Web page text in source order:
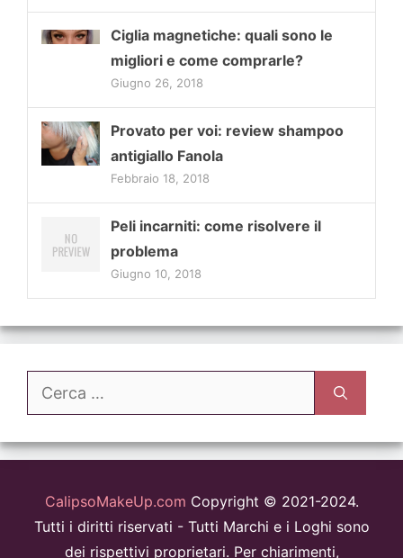
Ciglia magnetiche: quali sono le
migliori e come comprarle?
Giugno 26, 2018
Provato per voi: review shampoo
antigiallo Fanola
Febbraio 18, 2018
Peli incarniti: come risolvere il
problema
Giugno 10, 2018
Ricerca
CalipsoMakeUp.com Copyright © 2021-2024.
Tutti i diritti riservati - Tutti Marchi e i Loghi sono
dei rispettivi proprietari. Per chiarimenti,